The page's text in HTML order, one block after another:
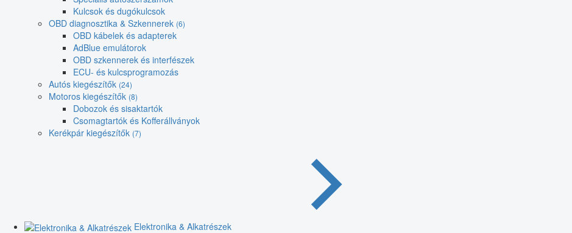
Kulcsok és dugókulcsok
OBD diagnosztika & Szkennerek (6)
OBD kábelek és adapterek
AdBlue emulátorok
OBD szkennerek és interfészek
ECU- és kulcsprogramozás
Autós kiegészítők (24)
Motoros kiegészítők (8)
Dobozok és sisaktartók
Csomagtartók és Kofferállványok
Kerékpár kiegészítők (7)
Elektronika & Alkatrészek